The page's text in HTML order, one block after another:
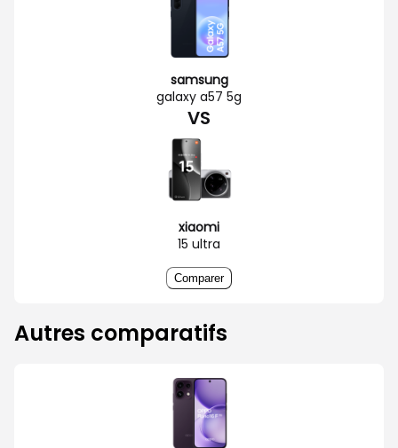
samsung
galaxy a57 5g
VS
xiaomi
15 ultra
Comparer
Autres comparatifs